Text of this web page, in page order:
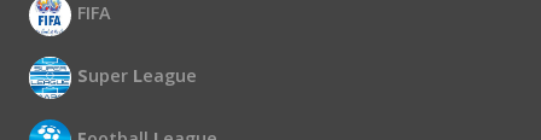
FIFA
Super League